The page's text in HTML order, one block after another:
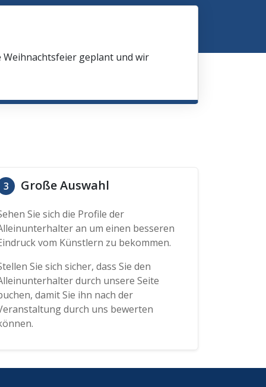
geplant und wir
3 Große Auswahl
Sie sich die Profile der
an um einen besseren
vom Künstlern zu bekommen.
Sie sich sicher, dass Sie den
durch unsere Seite
damit Sie ihn nach der
durch uns bewerten